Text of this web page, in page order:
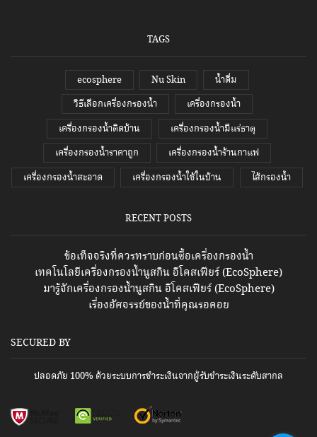
TAGS
ecosphere Nu Skin
น้ำดื่ม
วิธีเลือกเครื่องกรองน้ำ
เครื่องกรองน้ำ
เครื่องกรองน้ำติดบ้าน
เครื่องกรองน้ำมีแร่ธาตุ
เครื่องกรองน้ำราคาถูก
เครื่องกรองน้ำร้านกาแฟ
เครื่องกรองน้ำสะอาด
เครื่องกรองน้ำใช้ในบ้าน ไส้กรองน้ำ
RECENT POSTS
ข้อเท็จจริงที่ควรทราบก่อนซื้อเครื่องกรองน้ำ
เทคโนโลยีเครื่องกรองน้ำนูสกิน อีโคสเฟียร์ (EcoSphere)
มารู้จักเครื่องกรองน้ำนูสกิน อีโคสเฟียร์ (EcoSphere)
เรื่องอัศจรรย์ของน้ำที่คุณรอคอย
SECURED BY
ปลอดภัย 100% ด้วยระบบการชำระเงินจากผู้รับชำระเงินระดับสากล